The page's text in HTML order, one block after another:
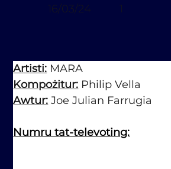
16/03/24
1
Artisti: MARA
Kompożitur: Philip Vella
Awtur: Joe Julian Farrugia
Numru tat-televoting: